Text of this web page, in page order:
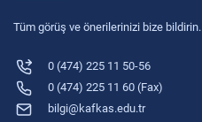
Tüm görüş ve önerilerinizi bize bildirin.
0 (474) 225 11 50-56
0 (474) 225 11 60 (Fax)
bilgi@kafkas.edu.tr